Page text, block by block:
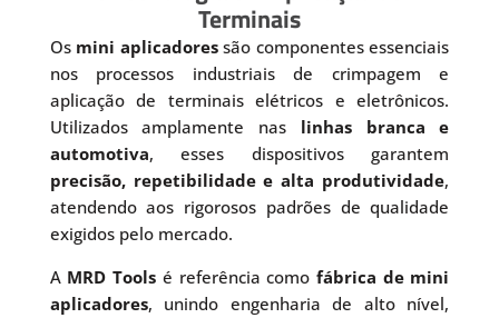
Terminais
Os mini aplicadoressão componentes essenciais
nos processos industriais de crimpagem e
aplicação de terminais elétricos e eletrônicos.
Utilizados amplamente nas linhas branca e
automotiva, esses dispositivos garantem
precisão, repetibilidade e alta produtividade,
atendendo aos rigorosos padrões de qualidade
exigidos pelo mercado.
A MRD Tools é referência como fábrica de mini
aplicadores, unindo engenharia de alto nível,